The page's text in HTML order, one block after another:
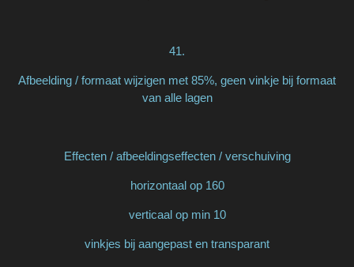
41.
Afbeelding / formaat wijzigen met 85%, geen vinkje bij formaat
van alle lagen
Effecten / afbeeldingseffecten / verschuiving
horizontaal op 160
verticaal op min 10
vinkjes bij aangepast en transparant